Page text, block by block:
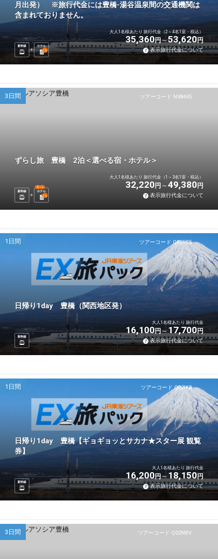
月出発） ※旅行代金には豊橋-湯谷温泉間の交通機関は
含まれておりません。
新幹線
ホテル
2泊
大人1名様あたり 旅行代金（2～4名1室・税込）
35,360円 53,620円
表示旅行代金について
ツアーコード N98445
3日間
ずらし旅 豊橋 2泊＜選べる宿・ホテル＞
新幹線 ホテル
選べる
2泊
大人1名様あたり 旅行代金（1～3名1室・税込）
32,220 円 49,380 円
表示旅行代金について
ツアーコード Q025C5
1日間
日帰り1day 豊橋（関西地区発）
新幹線
大人1名様あたり 旅行代金
16,100円 17,700円
表示旅行代金について
ツアーコード Q02IK8
1日間
日帰り1day 豊橋【ギョギョッとサカナ★スター展 観覧
券】
新幹線
大人1名様あたり 旅行代金
16,200円 18,150円
表示旅行代金について
ツアーコード Q02NBV
3日間